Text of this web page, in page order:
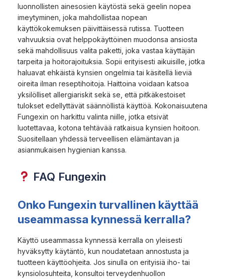
luonnollisten ainesosien käytöstä sekä geelin nopea
imeytyminen, joka mahdollistaa nopean
käyttökokemuksen päivittäisessä rutissa. Tuotteen
vahvuuksia ovat helppokäyttöinen muodonsa ansiosta
sekä mahdollisuus valita paketti, joka vastaa käyttäjän
tarpeita ja hoitorajoituksia. Sopii erityisesti aikuisille, jotka
haluavat ehkäistä kynsien ongelmia tai käsitellä lieviä
oireita ilman reseptihoitoja. Haittoina voidaan katsoa
yksilölliset allergiariskit sekä se, että pitkäkestoiset
tulokset edellyttävät säännöllistä käyttöä. Kokonaisuutena
Fungexin on harkittu valinta niille, jotka etsivät
luotettavaa, kotona tehtävää ratkaisua kynsien hoitoon.
Suositellaan yhdessä terveellisen elämäntavan ja
asianmukaisen hygienian kanssa.
FAQ Fungexin
Onko Fungexin turvallinen käyttää
useammassa kynnessä kerralla?
Käyttö useammassa kynnessä kerralla on yleisesti
hyväksytty käytäntö, kun noudatetaan annostusta ja
tuotteen käyttöohjeita. Jos sinulla on erityisiä iho- tai
kynsiolosuhteita, konsultoi terveydenhuollon